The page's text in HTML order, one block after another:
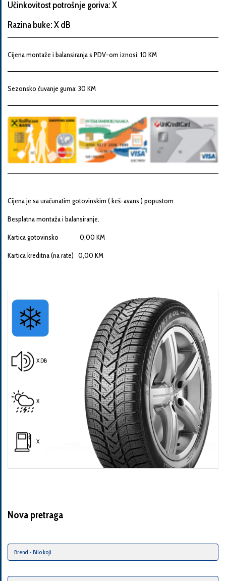
Snaga
motora
Godina
proizvodnje
Vaša
Pošalji
Učinkovitost potrošnje goriva: X
Razina buke: X dB
Cijena montaže i balansiranja s PDV-om iznosi: 10 KM
Sezonsko čuvanje guma: 30 KM
Cijena je sa uračunatim gotovinskim ( keš-avans ) popustom.
Besplatna montaža i balansiranje.
Kartica gotovinsko 0,00 KM
Kartica kreditna (na rate) 0,00 KM
X DB
X
X
Nova pretraga